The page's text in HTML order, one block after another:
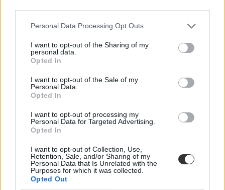
Personal Data Processing Opt Outs
I want to opt-out of the Sharing of my
personal data.
Opted In
I want to opt-out of the Sale of my
Personal Data.
Opted In
I want to opt-out of processing my
Personal Data for Targeted Advertising.
Opted In
I want to opt-out of Collection, Use,
Retention, Sale, and/or Sharing of my
Personal Data that Is Unrelated with the
Purposes for which it was collected.
Opted Out
néhány tétel került át emeltről középszintre, vagy éppenséggel
idén 66 százalékot értek el az emelt szinten vizsgázók, ami az elmúlt
öt év legjobb átlageredménye.
Oktatási Hivatal
Remekeltek angolból és németből
Míg magyarból szomorú eredmények születtek, angolból és
németből kifejezetten nagyot javítottak az érettségizők. A
középszintű angolérettségi átlageredménye egy év alatt körülbelül
15 százalékkal javult, de németből is körülbelül 14 százalékot
sikerült javítani. Az előbbiből 76,64 százalékos, az utóbbiból 69,05
százalékos átlageredmény született középszinten.